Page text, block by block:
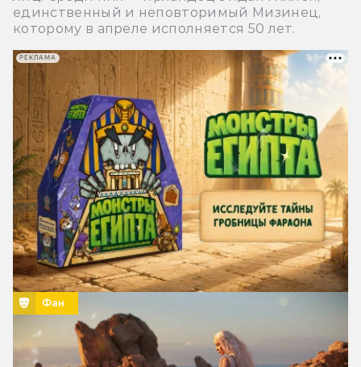
единственный и неповторимый Мизинец,
которому в апреле исполняется 50 лет.
Фан
РЕКЛАМА